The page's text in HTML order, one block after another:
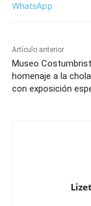
WhatsApp
Artículo anterior
Museo
homenaje a la
con exposición